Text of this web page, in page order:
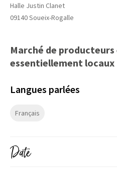
Halle Justin Clanet
09140Soueix-Rogalle
Marché de
essentiellement locaux
Langues parlées
Français
Date